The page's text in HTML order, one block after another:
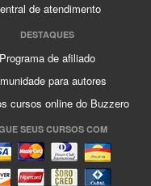
de atendimento
DESTAQUES
Programa de afiliado
para autores
cursos online do Buzzero
SEUS CURSOS COM